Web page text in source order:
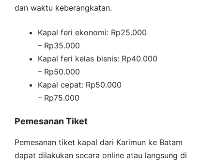
dan waktu keberangkatan.
Kapal feri ekonomi: Rp25.000
– Rp35.000
Kapal feri kelas bisnis: Rp40.000
– Rp50.000
Kapal cepat: Rp50.000
– Rp75.000
Pemesanan Tiket
Pemesanan tiket kapal dari Karimun ke Batam
dapat dilakukan secara online atau langsung di